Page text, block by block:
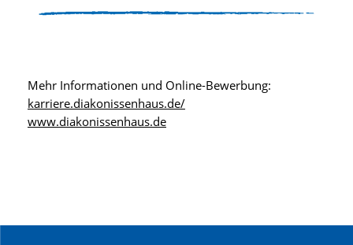
Mehr Informationen und Online-Bewerbung:
karriere.diakonissenhaus.de/
www.diakonissenhaus.de